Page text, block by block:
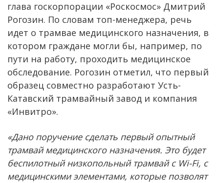
глава госкорпорации «Роскосмос» Дмитрий
Рогозин. По словам топ-менеджера, речь
идет о трамвае медицинского назначения, в
котором граждане могли бы, например, по
пути на работу, проходить медицинское
обследование. Рогозин отметил, что первый
образец совместно разработают Усть-
Катавский трамвайный завод и компания
«Инвитро».
«Дано поручение сделать первый опытный
трамвай медицинского назначения. Это будет
беспилотный низкопольный трамвай с Wi-Fi, с
медицинскими элементами, которые позволят